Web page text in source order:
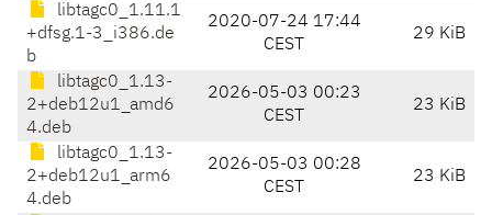
libtagc0_1.11.1
+dfsg.1-3_i386.de
b
2020-07-24 17:44
CEST
29 KiB
libtagc0_1.13-
2+deb12u1_amd6
4.deb
2026-05-03 00:23
CEST
23 KiB
libtagc0_1.13-
2+deb12u1_arm6
4.deb
2026-05-03 00:28
CEST
23 KiB